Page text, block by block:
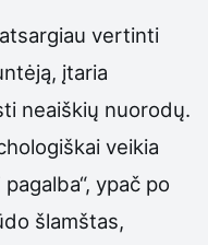
vertinti
įtaria
neaiškių nuorodų.
veikia
ypač po
šlamštas,